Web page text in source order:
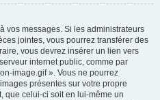
vos messages. Si les administrateurs
jointes, vous pourrez transférer des
vous devrez insérer un lien vers
internet public, comme par
image.gif ». Vous ne pourrez
présentes sur votre propre
que celui-ci soit en lui-même un